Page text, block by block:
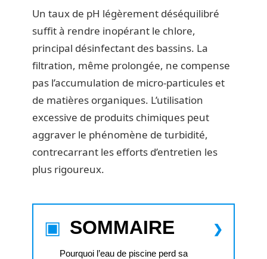
Un taux de pH légèrement déséquilibré
suffit à rendre inopérant le chlore,
principal désinfectant des bassins. La
filtration, même prolongée, ne compense
pas l’accumulation de micro-particules et
de matières organiques. L’utilisation
excessive de produits chimiques peut
aggraver le phénomène de turbidité,
contrecarrant les efforts d’entretien les
plus rigoureux.
SOMMAIRE
Pourquoi l’eau de piscine perd sa